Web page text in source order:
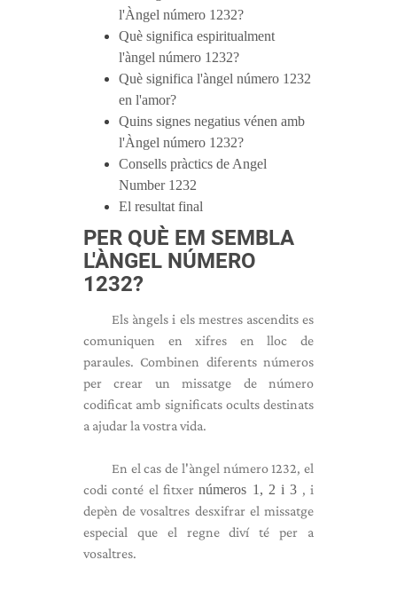
l'Àngel número 1232?
Què significa espiritualment
l'àngel número 1232?
Què significa l'àngel número 1232
en l'amor?
Quins signes negatius vénen amb
l'Àngel número 1232?
Consells pràctics de Angel
Number 1232
El resultat final
PER QUÈ EM SEMBLA
L'ÀNGEL NÚMERO
1232?
Els àngels i els mestres ascendits es
comuniquen en xifres en lloc de
paraules. Combinen diferents números
per crear un missatge de número
codificat amb significats ocults destinats
a ajudar la vostra vida.
En el cas de l'àngel número 1232, el
codi conté el fitxernúmeros 1, 2 i 3 , i
depèn de vosaltres desxifrar el missatge
especial que el regne diví té per a
vosaltres.